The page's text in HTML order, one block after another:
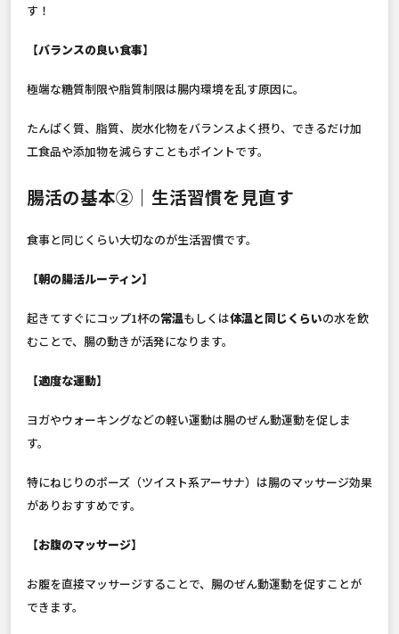
す！
【バランスの良い食事】
極端な糖質制限や脂質制限は腸内環境を乱す原因に。
たんぱく質、脂質、炭水化物をバランスよく摂り、できるだけ加
工食品や添加物を減らすこともポイントです。
腸活の基本②｜生活習慣を見直す
食事と同じくらい大切なのが生活習慣です。
【朝の腸活ルーティン】
起きてすぐにコップ1杯の常温もしくは体温と同じくらいの水を飲
むことで、腸の動きが活発になります。
【適度な運動】
ヨガやウォーキングなどの軽い運動は腸のぜん動運動を促しま
す。
特にねじりのポーズ（ツイスト系アーサナ）は腸のマッサージ効果
がありおすすめです。
【お腹のマッサージ】
お腹を直接マッサージすることで、腸のぜん動運動を促すことが
できます。